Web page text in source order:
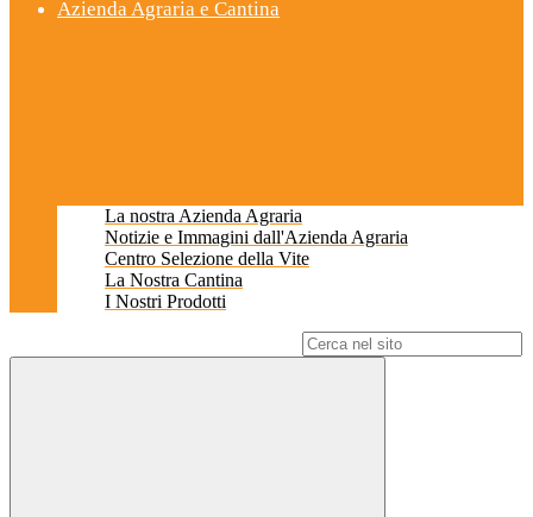
Azienda Agraria e Cantina
La nostra Azienda Agraria
Notizie e Immagini dall'Azienda Agraria
Centro Selezione della Vite
La Nostra Cantina
I Nostri Prodotti